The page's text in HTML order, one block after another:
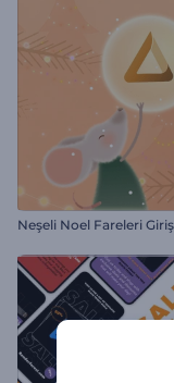
Neşeli Noel Fareleri Giriş